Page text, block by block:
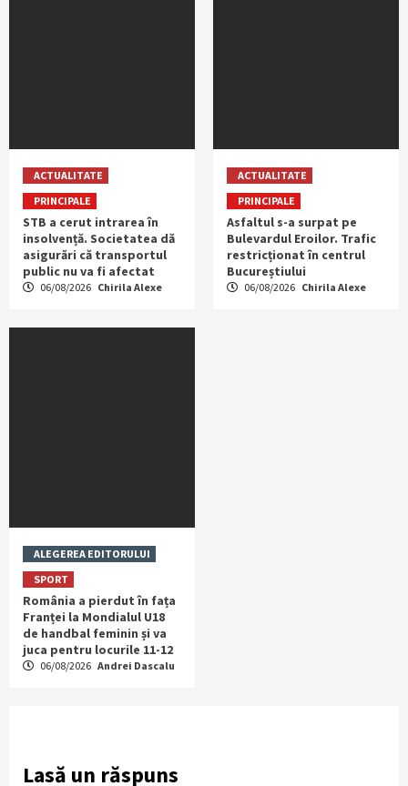
ACTUALITATE
PRINCIPALE
STB a cerut intrarea în
insolvență. Societatea dă
asigurări că transportul
public nu va fi afectat
06/08/2026 Chirila Alexe
ACTUALITATE
PRINCIPALE
Asfaltul s-a surpat pe
Bulevardul Eroilor. Trafic
restricționat în centrul
Bucureștiului
06/08/2026 Chirila Alexe
ALEGEREA EDITORULUI
SPORT
România a pierdut în fața
Franței la Mondialul U18
de handbal feminin și va
juca pentru locurile 11-12
06/08/2026 Andrei Dascalu
Lasă un răspuns